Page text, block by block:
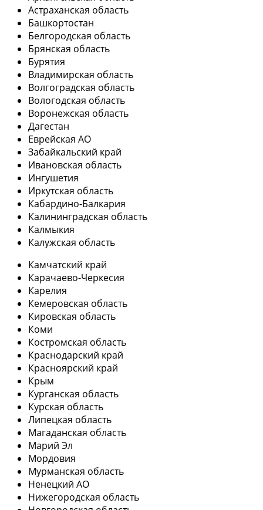
Астраханская область
Башкортостан
Белгородская область
Брянская область
Бурятия
Владимирская область
Волгоградская область
Вологодская область
Воронежская область
Дагестан
Еврейская АО
Забайкальский край
Ивановская область
Ингушетия
Иркутская область
Кабардино-Балкария
Калининградская область
Калмыкия
Калужская область
Камчатский край
Карачаево-Черкесия
Карелия
Кемеровская область
Кировская область
Коми
Костромская область
Краснодарский край
Красноярский край
Крым
Курганская область
Курская область
Липецкая область
Магаданская область
Марий Эл
Мордовия
Мурманская область
Ненецкий АО
Нижегородская область